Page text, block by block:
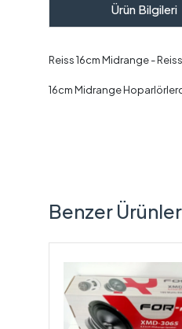
Ürün Bilgileri
Reiss 16cm Midrange -
16cm Midrange
Benzer Ürünler